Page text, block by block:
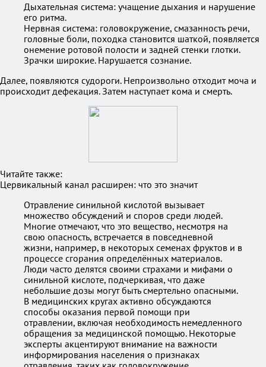
Дыхательная система: учащение дыхания и нарушение
его ритма.
Нервная система: головокружение, смазанность речи,
головные боли, походка становится шаткой, появляется
онемение ротовой полости и задней стенки глотки.
Зрачки широкие. Нарушается сознание.
Далее, появляются судороги. Непроизвольно отходит моча и
происходит дефекация. Затем наступает кома и смерть.
Читайте также:
Цервикальный канал расширен: что это значит
Отравление синильной кислотой вызывает
множество обсуждений и споров среди людей.
Многие отмечают, что это вещество, несмотря на
свою опасность, встречается в повседневной
жизни, например, в некоторых семенах фруктов и в
процессе сгорания определённых материалов.
Люди часто делятся своими страхами и мифами о
синильной кислоте, подчеркивая, что даже
небольшие дозы могут быть смертельно опасными.
В медицинских кругах активно обсуждаются
способы оказания первой помощи при
отравлении, включая необходимость немедленного
обращения за медицинской помощью. Некоторые
эксперты акцентируют внимание на важности
информирования населения о признаках